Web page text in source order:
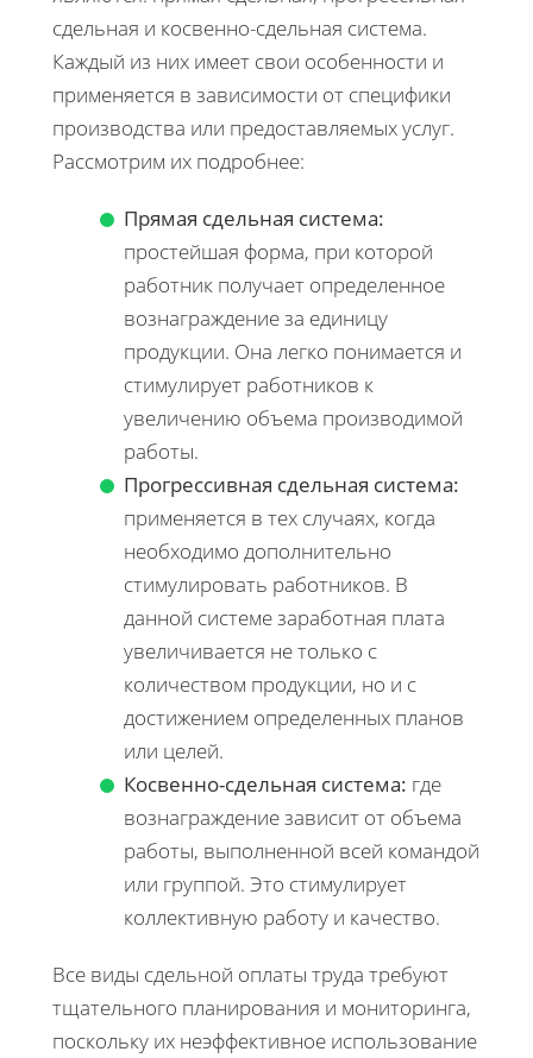
сдельная и косвенно-сдельная система.
Каждый из них имеет свои особенности и
применяется в зависимости от специфики
производства или предоставляемых услуг.
Рассмотрим их подробнее:
Прямая сдельная система:
простейшая форма, при которой
работник получает определенное
вознаграждение за единицу
продукции. Она легко понимается и
стимулирует работников к
увеличению объема производимой
работы.
Прогрессивная сдельная система:
применяется в тех случаях, когда
необходимо дополнительно
стимулировать работников. В
данной системе заработная плата
увеличивается не только с
количеством продукции, но и с
достижением определенных планов
или целей.
Косвенно-сдельная система: где
вознаграждение зависит от объема
работы, выполненной всей командой
или группой. Это стимулирует
коллективную работу и качество.
Все виды сдельной оплаты труда требуют
тщательного планирования и мониторинга,
поскольку их неэффективное использование